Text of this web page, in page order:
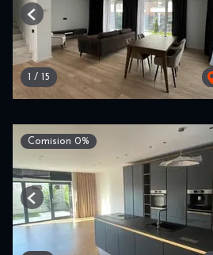
1 / 15
Previous
Comision 0%
Previous